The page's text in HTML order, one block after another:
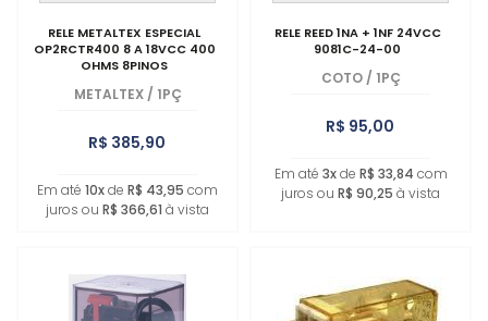
RELE METALTEX ESPECIAL
OP2RCTR400 8 A 18VCC 400
OHMS 8PINOS
METALTEX / 1PÇ
R$ 385,90
Em até 10xde R$ 43,95 com
juros ou R$ 366,61 à vista
RELE REED 1NA + 1NF 24VCC
9081C-24-00
COTO / 1PÇ
R$ 95,00
Em até 3xde R$ 33,84 com
juros ou R$ 90,25 à vista